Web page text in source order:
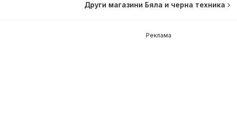
Други магазини Бяла и черна техника
Реклама